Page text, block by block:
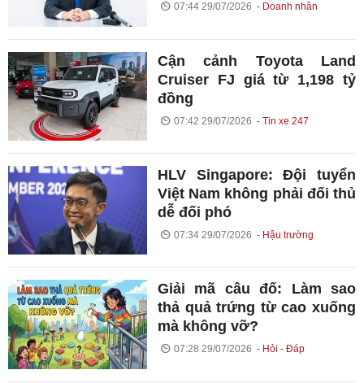
07:44 29/07/2026 Doanh nhân
Cận cảnh Toyota Land
Cruiser FJ giá từ 1,198 tỷ
đồng
07:42 29/07/2026 Tin xe 247
HLV Singapore: Đội tuyển
Việt Nam không phải đối thủ
dễ đối phó
07:34 29/07/2026 Hậu trường
Giải mã câu đố: Làm sao
thả quả trứng từ cao xuống
mà không vỡ?
07:28 29/07/2026 Hỏi - Đáp